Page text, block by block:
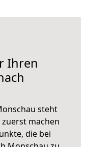
Ihren
steht
zuerst machen
die bei